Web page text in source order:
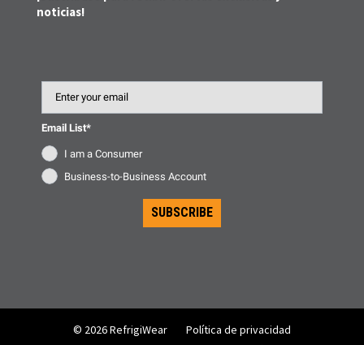
noticias!
Email List*
I am a Consumer
Business-to-Business Account
SUBSCRIBE
© 2026 RefrigiWear
Política de privacidad